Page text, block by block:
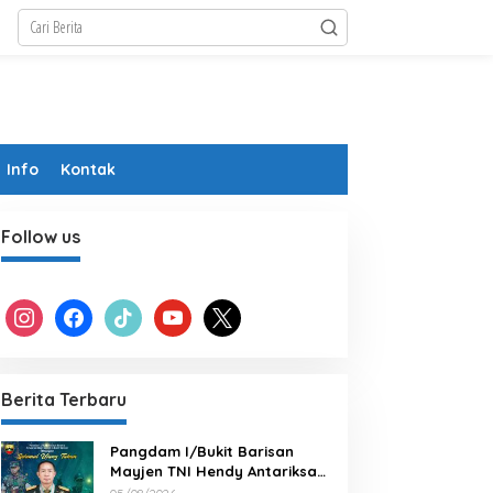
Info Kontak
Follow us
instagram facebook tiktok youtube x
Berita Terbaru
Pangdam I/Bukit Barisan
Mayjen TNI Hendy Antariksa